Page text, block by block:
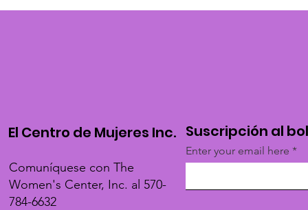
El Centro de Mujeres Inc.
Comuníquese con The
Women's Center, Inc. al 570-
784-6632
Suscripción al
Enter your email here